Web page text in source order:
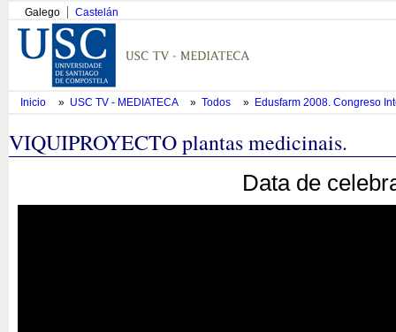
Galego Castelán
Inicio » USC TV - MEDIATECA » Todos » Edusfarm 2008. Congreso
VIQUIPROYECTO plantas medicinais.
Data de